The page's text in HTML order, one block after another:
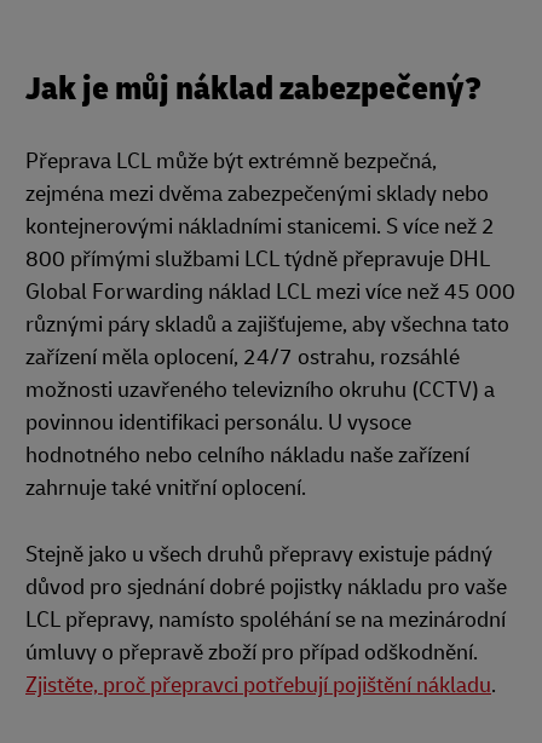
Jak je můj náklad zabezpečený?
Přeprava LCL může být extrémně bezpečná,
zejména mezi dvěma zabezpečenými sklady nebo
kontejnerovými nákladními stanicemi. S více než 2
800 přímými službami LCL týdně přepravuje DHL
Global Forwarding náklad LCL mezi více než 45 000
různými páry skladů a zajišťujeme, aby všechna tato
zařízení měla oplocení, 24/7 ostrahu, rozsáhlé
možnosti uzavřeného televizního okruhu (CCTV) a
povinnou identifikaci personálu. U vysoce
hodnotného nebo celního nákladu naše zařízení
zahrnuje také vnitřní oplocení.
Stejně jako u všech druhů přepravy existuje pádný
důvod pro sjednání dobré pojistky nákladu pro vaše
LCL přepravy, namísto spoléhání se na mezinárodní
úmluvy o přepravě zboží pro případ odškodnění.
Zjistěte, proč přepravci potřebují pojištění nákladu.